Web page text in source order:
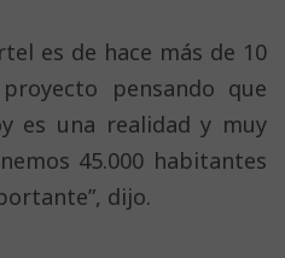
es de hace más de 10
pensando que
es una realidad y muy
45.000 habitantes
dijo.